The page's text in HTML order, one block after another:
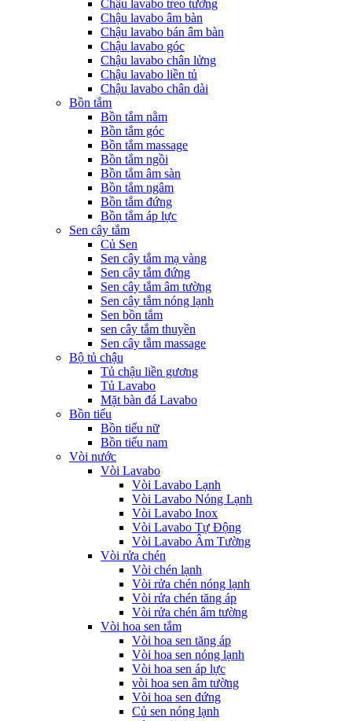
Chậu lavabo treo tường
Chậu lavabo âm bàn
Chậu lavabo bán âm bàn
Chậu lavabo góc
Chậu lavabo chân lửng
Chậu lavabo liền tủ
Chậu lavabo chân dài
Bồn tắm
Bồn tắm nằm
Bồn tắm góc
Bồn tắm massage
Bồn tắm ngồi
Bồn tắm âm sàn
Bồn tắm ngâm
Bồn tắm đứng
Bồn tắm áp lực
Sen cây tắm
Củ Sen
Sen cây tắm mạ vàng
Sen cây tắm đứng
Sen cây tắm âm tường
Sen cây tắm nóng lạnh
Sen bồn tắm
sen cây tắm thuyền
Sen cây tắm massage
Bộ tủ chậu
Tủ chậu liền gương
Tủ Lavabo
Mặt bàn đá Lavabo
Bồn tiểu
Bồn tiểu nữ
Bồn tiểu nam
Vòi nước
Vòi Lavabo
Vòi Lavabo Lạnh
Vòi Lavabo Nóng Lạnh
Vòi Lavabo Inox
Vòi Lavabo Tự Động
Vòi Lavabo Âm Tường
Vòi rửa chén
Vòi chén lạnh
Vòi rửa chén nóng lạnh
Vòi rửa chén tăng áp
Vòi rửa chén âm tường
Vòi hoa sen tắm
Vòi hoa sen tăng áp
Vòi hoa sen nóng lạnh
Vòi hoa sen áp lực
vòi hoa sen âm tường
Vòi hoa sen đứng
Củ sen nóng lạnh